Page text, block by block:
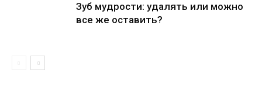
Зуб мудрости: удалять или можно
все же оставить?